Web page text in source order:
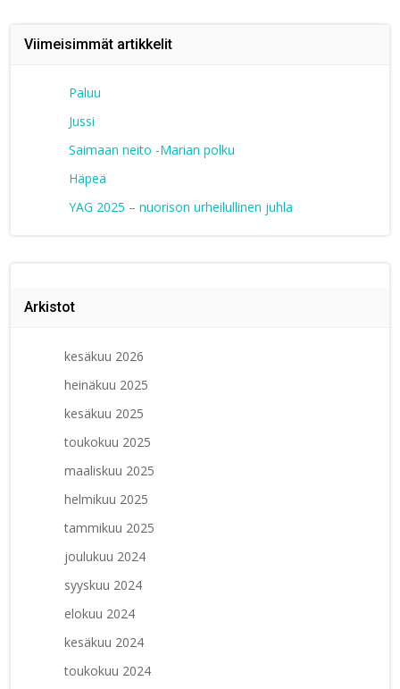
Viimeisimmät artikkelit
Paluu
Jussi
Saimaan neito -Marian polku
Häpeä
YAG 2025 – nuorison urheilullinen juhla
Arkistot
kesäkuu 2026
heinäkuu 2025
kesäkuu 2025
toukokuu 2025
maaliskuu 2025
helmikuu 2025
tammikuu 2025
joulukuu 2024
syyskuu 2024
elokuu 2024
kesäkuu 2024
toukokuu 2024